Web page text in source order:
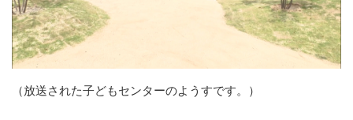
（放送された子どもセンターのようすです。）